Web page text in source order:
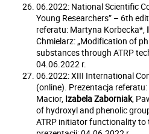
06.2022: National Scientific
Young Researchers” – 6th
referatu: Martyna Korbecka*,
Chmielarz: „Modification of
substances through ATRP
04.06.2022 r.
06.2022: XIII International
(online). Prezentacja
Macior, Izabela Zaborniak,
of hydroxyl and phenolic
ATRP initiator functionality to